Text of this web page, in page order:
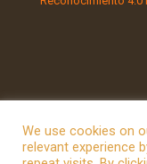
We use cookies on
relevant experience